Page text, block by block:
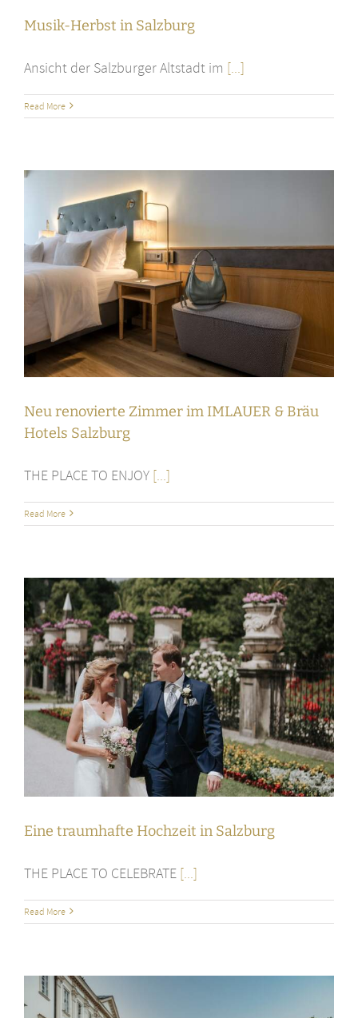
Musik-Herbst in Salzburg
Ansicht der Salzburger Altstadt im [...]
Read More
Neu renovierte Zimmer im IMLAUER & Bräu
Hotels Salzburg
THE PLACE TO ENJOY [...]
Read More
Eine traumhafte Hochzeit in Salzburg
THE PLACE TO CELEBRATE [...]
Read More